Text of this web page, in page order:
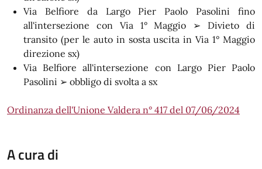
Via Belfiore da Largo Pier Paolo Pasolini fino
all'intersezione con Via 1° Maggio ➢ Divieto di
transito (per le auto in sosta uscita in Via 1° Maggio
direzione sx)
Via Belfiore all'intersezione con Largo Pier Paolo
Pasolini ➢ obbligo di svolta a sx
Ordinanza dell'Unione Valdera n° 417 del 07/06/2024
A cura di